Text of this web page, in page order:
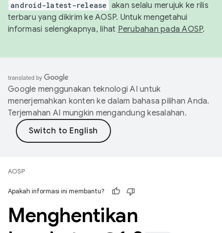
android-latest-release akan selalu merujuk ke rilis
terbaru yang dikirim ke AOSP. Untuk mengetahui
informasi selengkapnya, lihat Perubahan pada AOSP.
Google menggunakan teknologi AI untuk
menerjemahkan konten ke dalam bahasa pilihan Anda.
Terjemahan AI mungkin mengandung kesalahan.
AOSP
Apakah informasi ini membantu?
Menghentikan